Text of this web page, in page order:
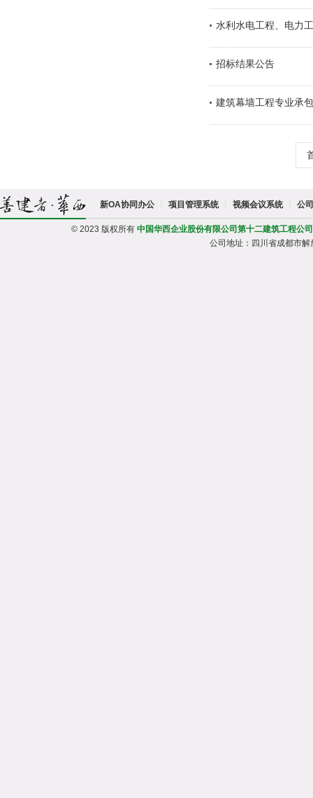
水利水电工程、电力
招标结果公告
建筑幕墙工程专业承
新OA协同办公 项目管理系统 视频会议系统 公
© 2023 版权所有 中国华西企业股份有限公司第十二建筑工程公司
公司地址：四川省成都市